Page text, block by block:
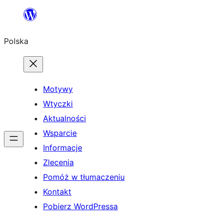
Przejdź
treści
Polska
Motywy
Wtyczki
Aktualności
Wsparcie
Informacje
Zlecenia
Pomóż w tłumaczeniu
Kontakt
Pobierz WordPressa